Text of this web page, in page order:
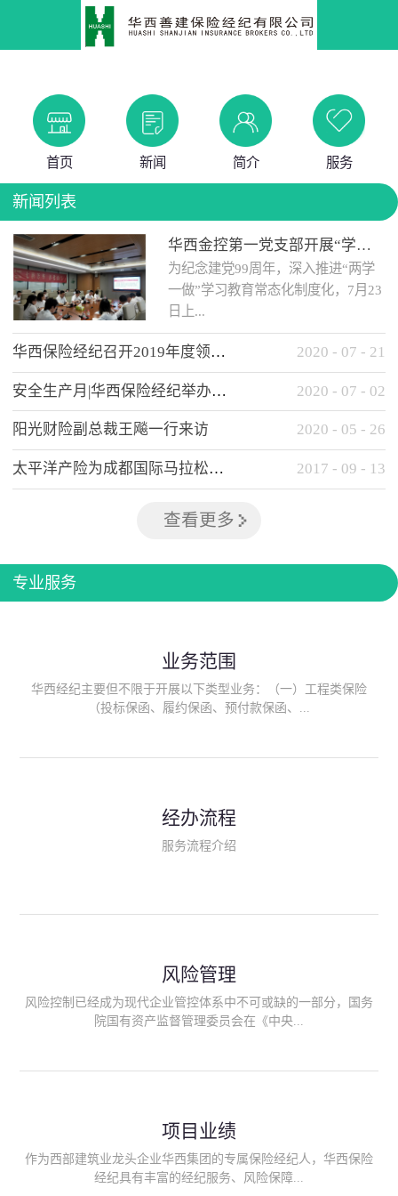
首页 新闻 简介 服务
新闻列表
华西金控第一党支部开展“学党史 知党情 做合格党员”主题教育工作会
为纪念建党99周年，深入推进“两学
一做”学习教育常态化制度化，7月23
日上...
午，华西金控第一党支部举办了“学
党史、知党情、...
华西保险经纪召开2019年度领导班子述职考核工作会 2020 - 07 - 21
安全生产月|华西保险经纪举办应急消防安全知识培训 2020 - 07 - 02
阳光财险副总裁王飚一行来访 2020 - 05 - 26
太平洋产险为成都国际马拉松提供全方位保险保障 2017 - 09 - 13
查看更多
专业服务
业务范围
华西经纪主要但不限于开展以下类型业务：（一）工程类保险
（投标保函、履约保函、预付款保函、...
险、政府公共安全责任保险/自然灾害公众责任保险、精神病监护
人责任险、首台套/首版次保险、科技保险等）；（三）传统财产
险产品；（六）保险招投标业务。随着业务的开展，华西经纪会
供专业、优质的保险经纪服务。
经办流程
服务流程介绍
风险管理
风险控制已经成为现代企业管控体系中不可或缺的一部分，国务
院国有资产监督管理委员会在《中央...
能够为客户降低风险管理成本，提高经营效率；能够为企业提供
从风险评估、风险分析、风险防范、风险转移到灾后防损、索赔
等全方位、全过程、专家式的服务，拓展和深化由保险公司提供
项目业绩
作为西部建筑业龙头企业华西集团的专属保险经纪人，华西保险
经纪具有丰富的经纪服务、风险保障...